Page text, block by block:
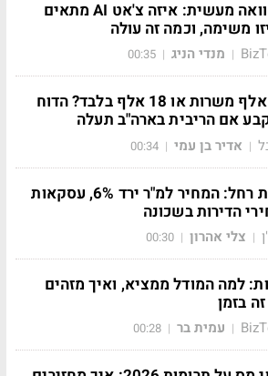
השוואה מעשית: איזה צ'אט AI מתאים
משימה, וכמה זה עולה
| מנדי הניג |
00:35
83 אלף משרות או 18 אלף בלבד? הדוח
אם הריבית בארה"ב תעלה
| אדיר בן עמי |
00:34
נאות רחל: המחיר למ"ר ירד 6%, עסקאות
הדירות בשכונה
| צלי אהרון |
00:30
למה המודל ממציא, ואיך מזהים
בזמן
| עמית בר |
00:28